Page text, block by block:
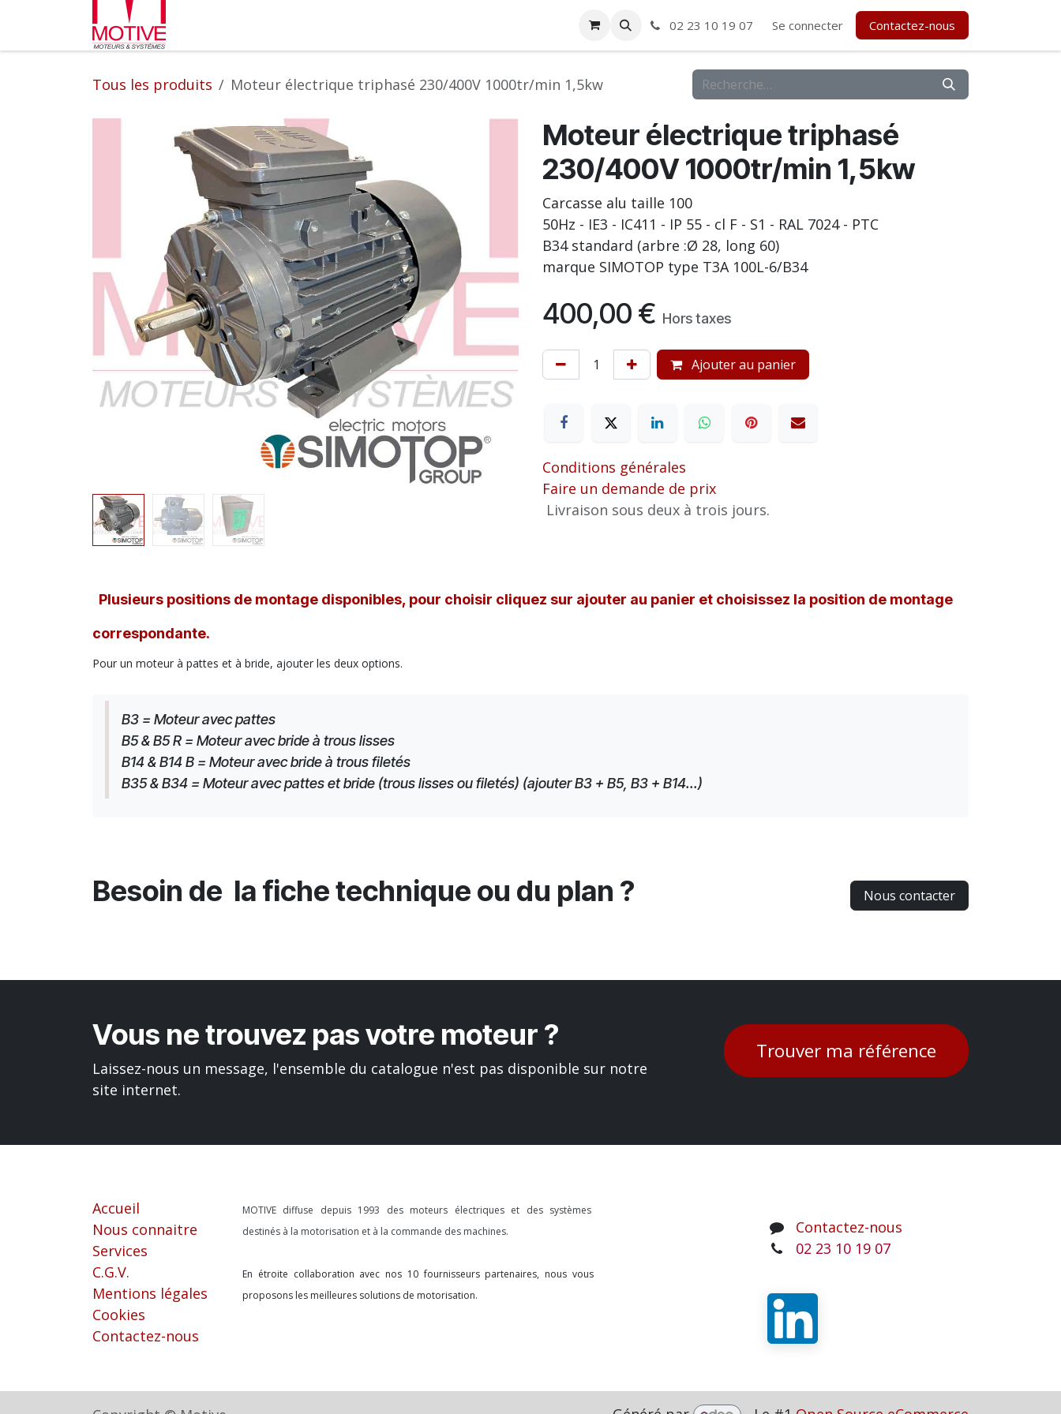
Se rendre au contenu
02 23 10 19 07 Se connecter Contactez-nous
Tous les produits Moteur électrique triphasé 230/400V 1000tr/min 1,5kw
Moteur électrique triphasé
230/400V 1000tr/min 1,5kw
Carcasse alu taille 100
50Hz - IE3 - IC411 - IP 55 - cl F - S1 - RAL 7024 - PTC
B34 standard (arbre :Ø 28, long 60)
marque SIMOTOP type T3A 100L-6/B34
400,00 € Hors taxes
Ajouter au panier
Conditions générales
Faire un demande de prix
Livraison sous deux à trois jours.
Plusieurs positions de montage disponibles, pour choisir cliquez sur ajouter au panier et choisissez la position de montage
correspondante.
Pour un moteur à pattes et à bride, ajouter les deux options.
B3 = Moteur avec pattes
B5 & B5 R = Moteur avec bride à trous lisses
B14 & B14 B = Moteur avec bride à trous filetés
B35 & B34 = Moteur avec pattes et bride (trous lisses ou filetés) (ajouter B3 + B5, B3 + B14...)
Besoin de la fiche technique ou du plan ? Nous contacter
Vous ne trouvez pas votre moteur ?
Laissez-nous un message, l'ensemble du catalogue n'est pas disponible sur notre
site internet.
Trouver ma référence
Accueil
Nous connaitre
Services
C.G.V.
Mentions légales
Cookies
Contactez-nous
MOTIVE diffuse depuis 1993 des moteurs électriques et des systèmes
destinés à la motorisation et à la commande des machines.
En étroite collaboration avec nos 10 fournisseurs partenaires, nous vous
proposons les meilleures solutions de motorisation.
Contactez-nous
02 23 10 19 07